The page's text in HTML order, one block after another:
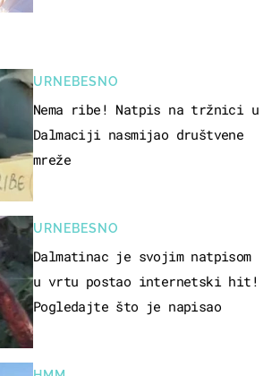
URNEBESNO
Nema ribe! Natpis na tržnici u
Dalmaciji nasmijao društvene
mreže
URNEBESNO
Dalmatinac je svojim natpisom
u vrtu postao internetski hit!
Pogledajte što je napisao